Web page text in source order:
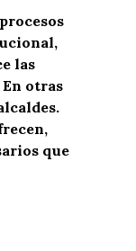
las
otras
que